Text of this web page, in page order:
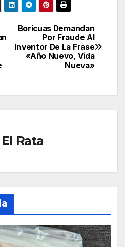
Boricuas Demandan
Por Fraude Al
Inventor De La Frase
«Año Nuevo, Vida
Nueva»
El Rata